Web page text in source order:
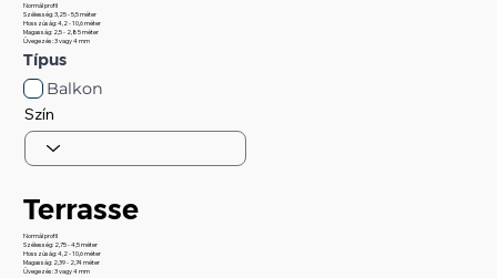
Normál profil
Szélesség: 3,25 - 5,5 méter
Hosszúság: 4,2 - 10,6 méter
Magasság: 2,5 - 2,85 méter
Üvegezés: 3 vagy 4 mm
Típus
Balkon
Szín
Terrasse
Normál profil
Szélesség: 2,75 - 4,5 méter
Hosszúság: 4,2 - 10,6 méter
Magasság: 2,39 - 2,74 méter
Üvegezés: 3 vagy 4 mm